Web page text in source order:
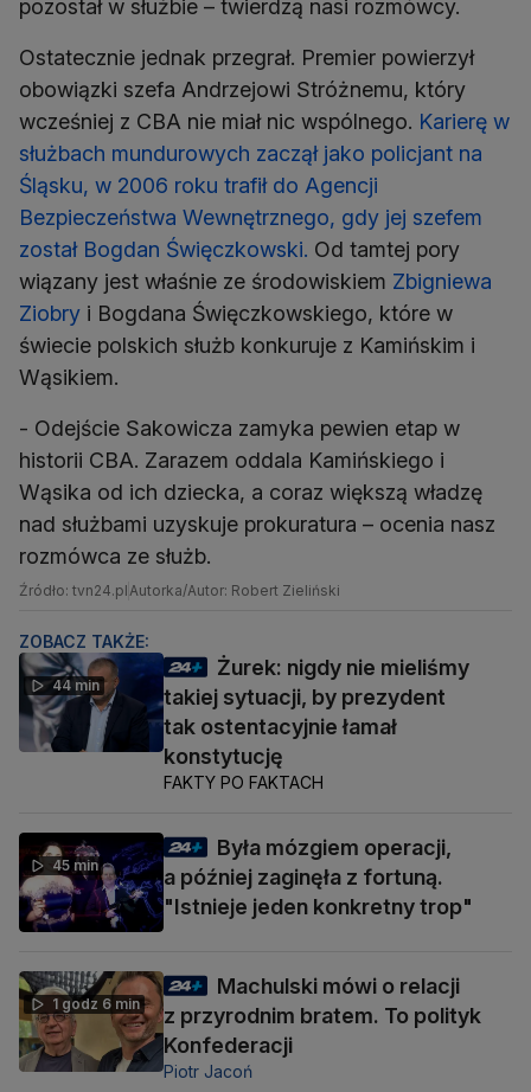
pozostał w służbie – twierdzą nasi rozmówcy.
Ostatecznie jednak przegrał. Premier powierzył
obowiązki szefa Andrzejowi Stróżnemu, który
wcześniej z CBA nie miał nic wspólnego. Karierę w
służbach mundurowych zaczął jako policjant na
Śląsku, w 2006 roku trafił do Agencji
Bezpieczeństwa Wewnętrznego, gdy jej szefem
został Bogdan Święczkowski. Od tamtej pory
wiązany jest właśnie ze środowiskiem Zbigniewa
Ziobry i Bogdana Święczkowskiego, które w
świecie polskich służb konkuruje z Kamińskim i
Wąsikiem.
- Odejście Sakowicza zamyka pewien etap w
historii CBA. Zarazem oddala Kamińskiego i
Wąsika od ich dziecka, a coraz większą władzę
nad służbami uzyskuje prokuratura – ocenia nasz
rozmówca ze służb.
Źródło: tvn24.plAutorka/Autor: Robert Zieliński
ZOBACZ TAKŻE:
44 min
Żurek: nigdy nie mieliśmy
takiej sytuacji, by prezydent
tak ostentacyjnie łamał
konstytucję
FAKTY PO FAKTACH
45 min
Była mózgiem operacji,
a później zaginęła z fortuną.
"Istnieje jeden konkretny trop"
1 godz 6 min
Machulski mówi o relacji
z przyrodnim bratem. To polityk
Konfederacji
Piotr Jacoń